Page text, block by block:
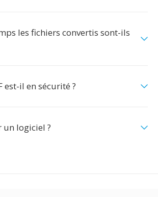
les fichiers convertis sont-ils
est-il en sécurité ?
logiciel ?